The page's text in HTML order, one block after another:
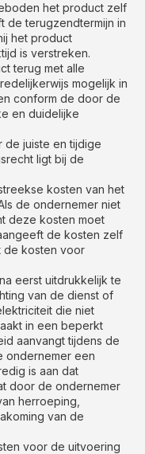
het product zelf
de terugzendtermijn in
het product
is verstreken.
terug met alle
mogelijk in
conform de door de
en duidelijke
de juiste en tijdige
ligt bij de
kosten van het
de ondernemer niet
deze kosten moet
de kosten zelf
de kosten voor
eerst uitdrukkelijk te
van de dienst of
die niet
in een beperkt
aanvangt tijdens de
ondernemer een
is aan dat
door de ondernemer
herroeping,
van de
voor de uitvoering